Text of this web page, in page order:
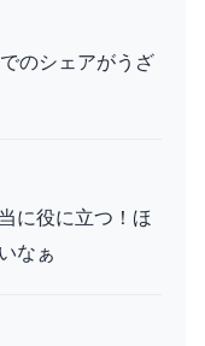
のシェアがうざ
に役に立つ！ほ
なぁ